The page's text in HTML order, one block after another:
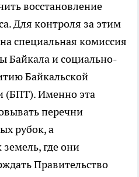
восстановление
Для контроля за этим
специальная комиссия
Байкала и социально-
Байкальской
(БПТ). Именно эта
перечни
рубок, а
где они
Правительство